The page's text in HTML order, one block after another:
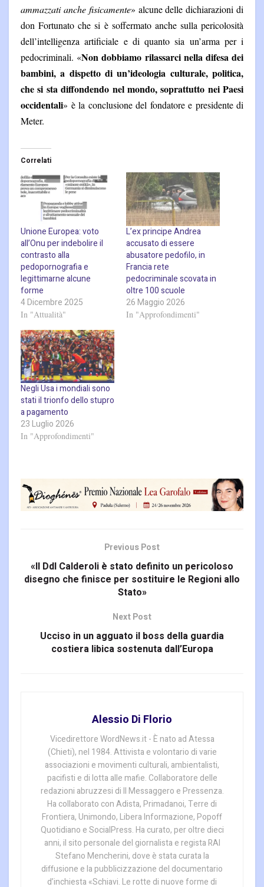
ammazzati anche fisicamente» alcune delle dichiarazioni di
don Fortunato che si è soffermato anche sulla pericolosità
dell’intelligenza artificiale e di quanto sia un’arma per i
pedocriminali. «Non dobbiamo rilassarci nella difesa dei
bambini, a dispetto di un’ideologia culturale, politica,
che si sta diffondendo nel mondo, soprattutto nei Paesi
occidentali» è la conclusione del fondatore e presidente di
Meter.
Correlati
Unione Europea: voto
all’Onu per indebolire il
contrasto alla
pedopornografia e
legittimarne alcune
forme
4 Dicembre 2025
In "Attualità"
L’ex principe Andrea
accusato di essere
abusatore pedofilo, in
Francia rete
pedocriminale scovata in
oltre 100 scuole
26 Maggio 2026
In "Approfondimenti"
Negli Usa i mondiali sono
stati il trionfo dello stupro
a pagamento
23 Luglio 2026
In "Approfondimenti"
Previous Post
«Il Ddl Calderoli è stato definito un pericoloso
disegno che finisce per sostituire le Regioni allo
Stato»
Next Post
Ucciso in un agguato il boss della guardia
costiera libica sostenuta dall’Europa
Alessio Di Florio
Vicedirettore WordNews.it - È nato ad Atessa
(Chieti), nel 1984. Attivista e volontario di varie
associazioni e movimenti culturali, ambientalisti,
pacifisti e di lotta alle mafie. Collaboratore delle
redazioni abruzzesi di Il Messaggero e Pressenza.
Ha collaborato con Adista, Primadanoi, Terre di
Frontiera, Unimondo, Libera Informazione, Popoff
Quotidiano e SocialPress. Ha curato, per oltre dieci
anni, il sito personale del giornalista e regista RAI
Stefano Mencherini, dove è stata curata la
diffusione e la pubblicizzazione del documentario
d’inchiesta «Schiavi. Le rotte di nuove forme di